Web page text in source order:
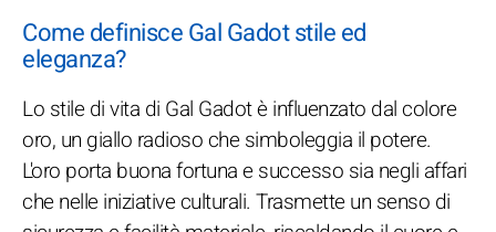
Come definisce Gal Gadot stile ed
eleganza?
Lo stile di vita di Gal Gadot è influenzato dal colore
oro, un giallo radioso che simboleggia il potere.
L'oro porta buona fortuna e successo sia negli affari
che nelle iniziative culturali. Trasmette un senso di